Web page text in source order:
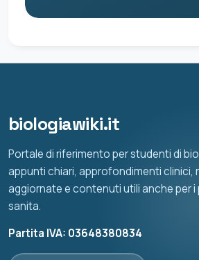
biologiawiki.it
Portale di riferimento per studenti di
appunti chiari, approfondimenti clinici,
aggiornate e contenuti utili anche per
sanita.
Partita IVA: 03648380834